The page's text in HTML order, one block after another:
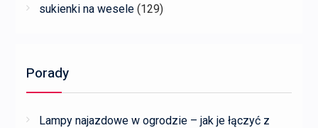
sukienki na wesele (129)
Porady
Lampy najazdowe w ogrodzie – jak je łączyć z